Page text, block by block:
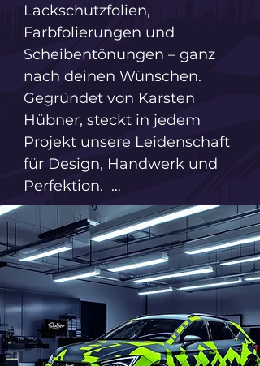
Lackschutzfolien,
Farbfolierungen und
Scheibentönungen – ganz
nach deinen Wünschen.
Gegründet von Karsten
Hübner, steckt in jedem
Projekt unsere Leidenschaft
für Design, Handwerk und
Perfektion.
Egal ob Sportwagen, Van
oder Caravan, ob Hobby-
Tuner oder Unternehmer–
wir fertigen jede Folierung
maßgeschneidert für dein
Fahrzeug an.